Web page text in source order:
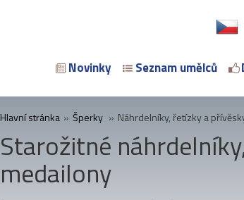
Novinky Seznam umělců
Hlavní stránka » Šperky » Náhrdelníky, řetízky a
Starožitné
medailony